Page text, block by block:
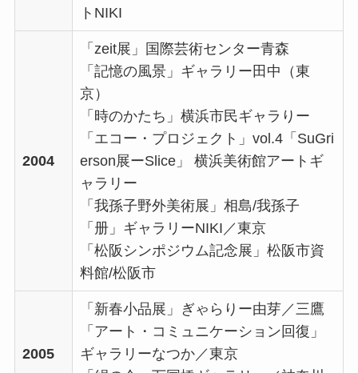
トNIKI
2004
「zeit展」国際芸術センター青森
「記憶の風景」ギャラリー田中（東
京）
「時のかたち」横浜市民ギャラりー
「エコー・プロジェクト」vol.4「SuGri
erson展ーSlice」 横浜美術館アートギ
ャラリー
「我孫子野外美術展」相島/我孫子
「册」ギャラリーNIKI／東京
「松阪シンポジウム記念展」松阪市資
料館/松阪市
2005
「新春小品展」ぎゃらりー由芽／三鷹
「アート・コミュニケーション回復」
ギャラリーなつか／東京